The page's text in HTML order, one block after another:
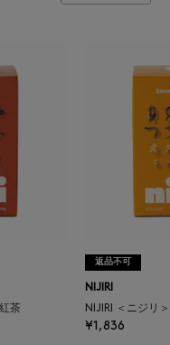
茶
返品不可
NIJIRI
NIJIRI ＜ニジリ
¥1,836